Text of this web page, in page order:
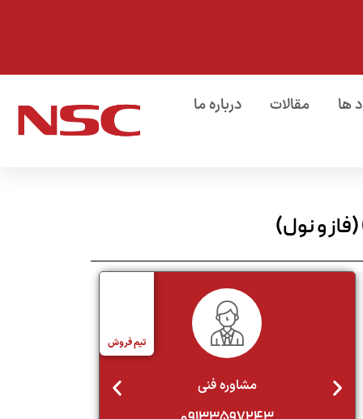
ها مقالات
درباره ما
مشاوره فنی
تیم فروش